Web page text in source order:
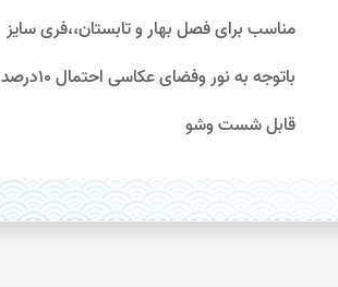
مناسب برای فصل بهار و تابستان،،فری سایز
باتوجه به نور وفضای عکاسی احتمال 10درصد اختلاف رنگ وجود دارد
قابل شست وشو